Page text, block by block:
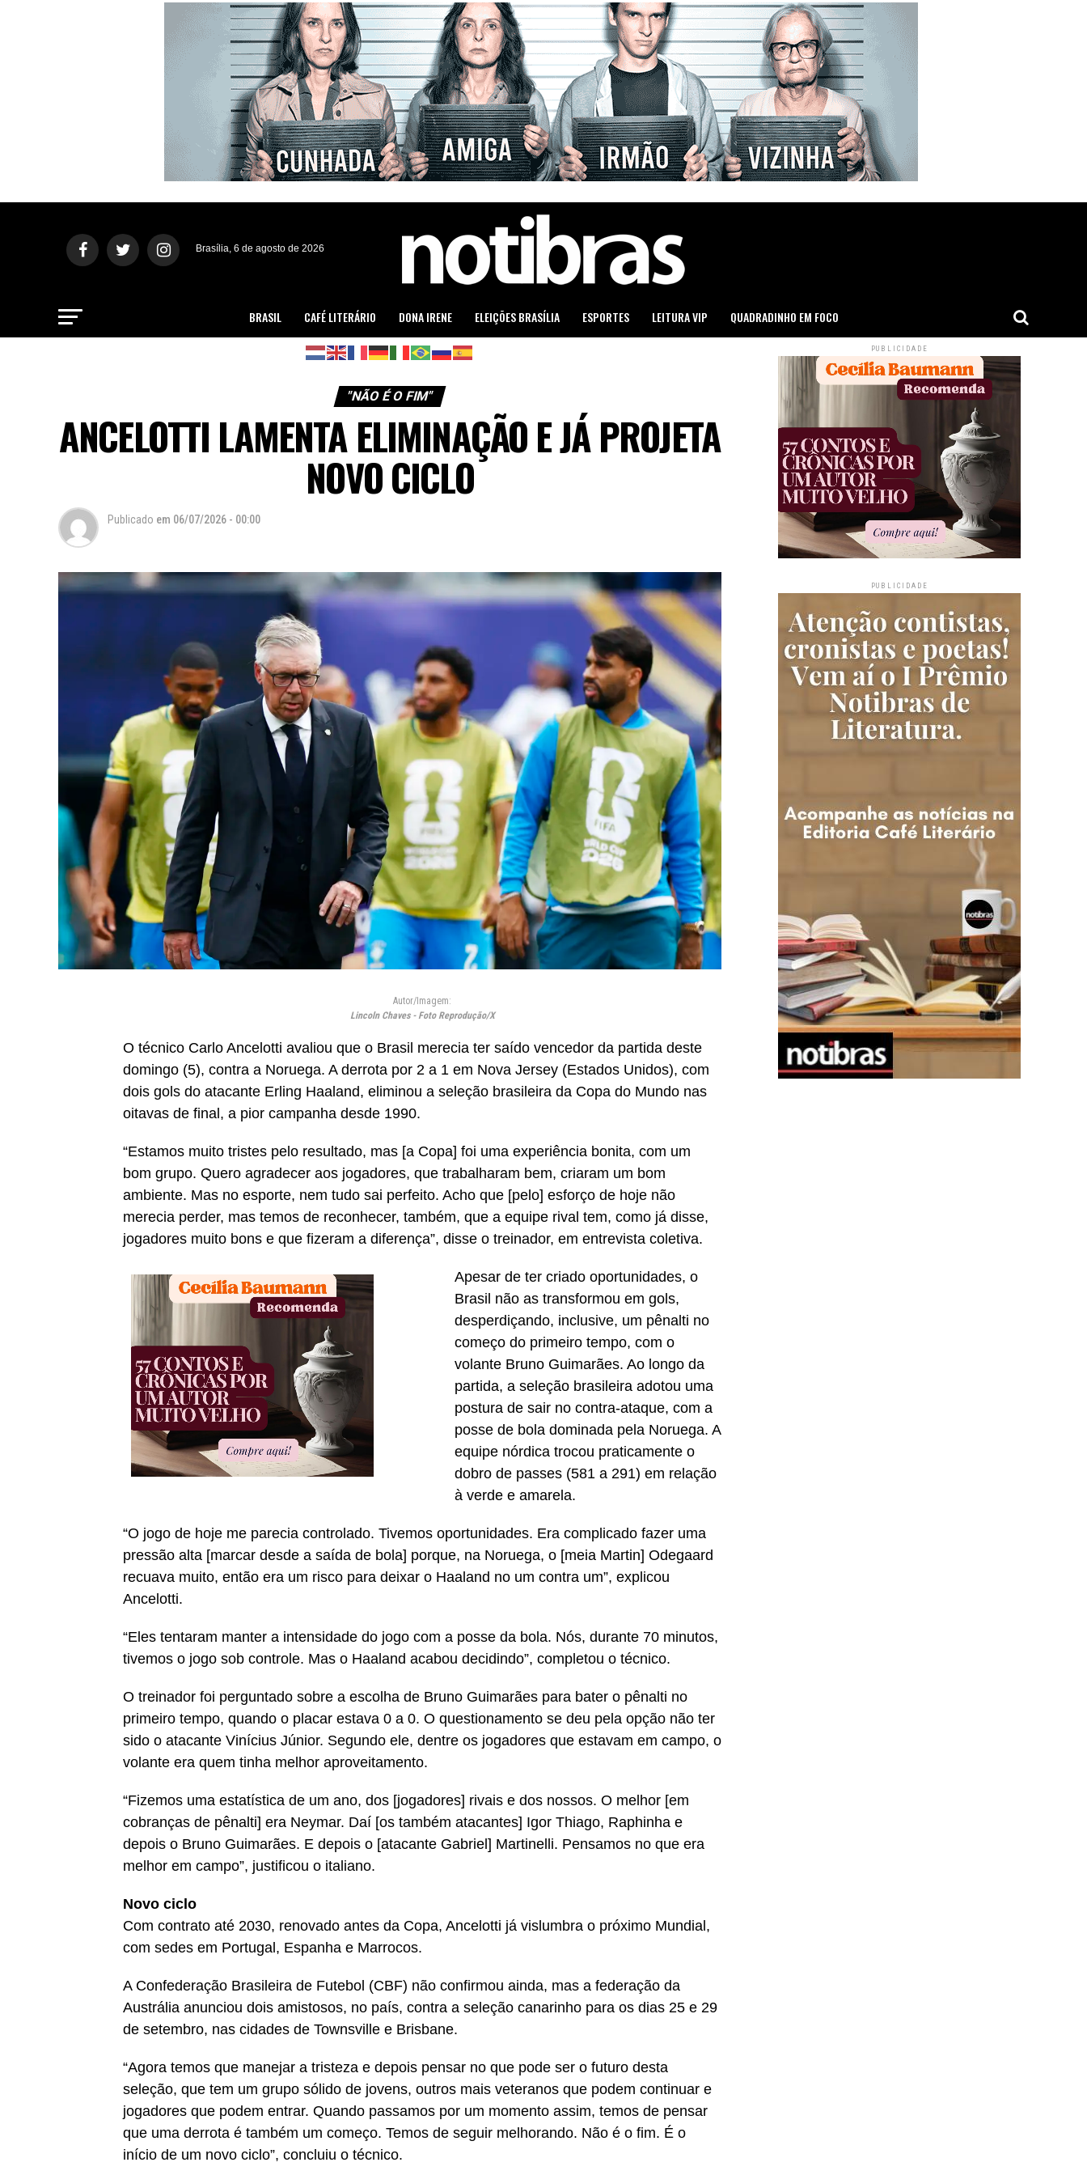
Brasília, 6 de agosto de 2026
BRASIL CAFÉ LITERÁRIO DONA IRENE ELEIÇÕES BRASÍLIA ESPORTES LEITURA VIP QUADRADINHO EM FOCO
"NÃO É O FIM"
ANCELOTTI LAMENTA ELIMINAÇÃO E JÁ PROJETA
NOVO CICLO
Publicado em 06/07/2026 - 00:00
Autor/Imagem:
Lincoln Chaves - Foto Reprodução/X
O técnico Carlo Ancelotti avaliou que o Brasil merecia ter saído vencedor da partida deste
domingo (5), contra a Noruega. A derrota por 2 a 1 em Nova Jersey (Estados Unidos), com
dois gols do atacante Erling Haaland, eliminou a seleção brasileira da Copa do Mundo nas
oitavas de final, a pior campanha desde 1990.
“Estamos muito tristes pelo resultado, mas [a Copa] foi uma experiência bonita, com um
bom grupo. Quero agradecer aos jogadores, que trabalharam bem, criaram um bom
ambiente. Mas no esporte, nem tudo sai perfeito. Acho que [pelo] esforço de hoje não
merecia perder, mas temos de reconhecer, também, que a equipe rival tem, como já disse,
jogadores muito bons e que fizeram a diferença”, disse o treinador, em entrevista coletiva.
Apesar de ter criado oportunidades, o
Brasil não as transformou em gols,
desperdiçando, inclusive, um pênalti no
começo do primeiro tempo, com o
volante Bruno Guimarães. Ao longo da
partida, a seleção brasileira adotou uma
postura de sair no contra-ataque, com a
posse de bola dominada pela Noruega. A
equipe nórdica trocou praticamente o
dobro de passes (581 a 291) em relação
à verde e amarela.
“O jogo de hoje me parecia controlado. Tivemos oportunidades. Era complicado fazer uma
pressão alta [marcar desde a saída de bola] porque, na Noruega, o [meia Martin] Odegaard
recuava muito, então era um risco para deixar o Haaland no um contra um”, explicou
Ancelotti.
“Eles tentaram manter a intensidade do jogo com a posse da bola. Nós, durante 70 minutos,
tivemos o jogo sob controle. Mas o Haaland acabou decidindo”, completou o técnico.
O treinador foi perguntado sobre a escolha de Bruno Guimarães para bater o pênalti no
primeiro tempo, quando o placar estava 0 a 0. O questionamento se deu pela opção não ter
sido o atacante Vinícius Júnior. Segundo ele, dentre os jogadores que estavam em campo, o
volante era quem tinha melhor aproveitamento.
“Fizemos uma estatística de um ano, dos [jogadores] rivais e dos nossos. O melhor [em
cobranças de pênalti] era Neymar. Daí [os também atacantes] Igor Thiago, Raphinha e
depois o Bruno Guimarães. E depois o [atacante Gabriel] Martinelli. Pensamos no que era
melhor em campo”, justificou o italiano.
Novo ciclo
Com contrato até 2030, renovado antes da Copa, Ancelotti já vislumbra o próximo Mundial,
com sedes em Portugal, Espanha e Marrocos.
A Confederação Brasileira de Futebol (CBF) não confirmou ainda, mas a federação da
Austrália anunciou dois amistosos, no país, contra a seleção canarinho para os dias 25 e 29
de setembro, nas cidades de Townsville e Brisbane.
“Agora temos que manejar a tristeza e depois pensar no que pode ser o futuro desta
seleção, que tem um grupo sólido de jovens, outros mais veteranos que podem continuar e
jogadores que podem entrar. Quando passamos por um momento assim, temos de pensar
que uma derrota é também um começo. Temos de seguir melhorando. Não é o fim. É o
início de um novo ciclo”, concluiu o técnico.
PUBLICIDADE
PUBLICIDADE